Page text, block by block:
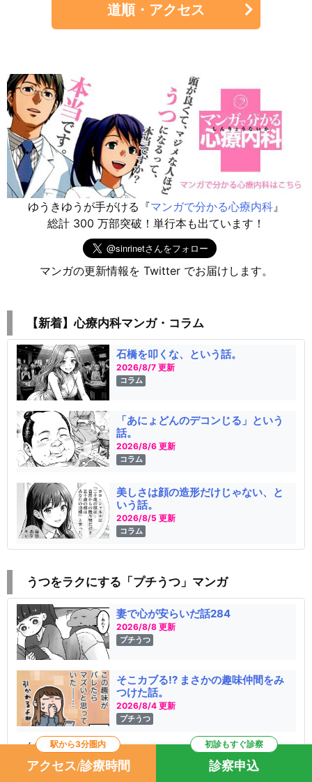
道順・アクセス
ゆうきゆうが手がける『マンガで分かる心療内科 』
総計 300 万部突破！単行本も出ています！
マンガの更新情報を Twitter でお届けします。
【新着】心療内科マンガ・コラム
石橋を叩くな、という話。
2026/8/7 更新
コラム
「あにょどんのデコンじる」という
話。
2026/8/6 更新
コラム
美しさは顔の造形だけじゃない、と
いう話。
2026/8/5 更新
コラム
うつをラクにする「プチうつ」マンガ
妻で心が安らいだ話284
2026/8/8 更新
プチうつ
そこカブる!? まさかの趣味仲間をみ
つけた話。
2026/8/4 更新
プチうつ
ストレス限界…そんなときはあのフル
コース！！
駅から3分圏内
アクセス/診療時間
初診もすぐ診察
診察申込